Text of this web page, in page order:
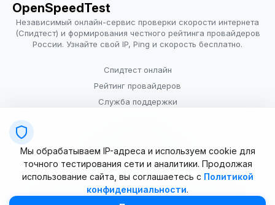
OpenSpeedTest
Независимый онлайн-сервис проверки скорости интернета
(Спидтест) и формирования честного рейтинга провайдеров
России. Узнайте свой IP, Ping и скорость бесплатно.
Спидтест онлайн
Рейтинг провайдеров
Служба поддержки
Условия использования
© 2025–2026 OpenSpeedTest (ИП Долматова В.В.). Все права
Мы обрабатываем IP-адреса и используем cookie для
точного тестирования сети и аналитики. Продолжая
использование сайта, вы соглашаетесь с Политикой
конфиденциальности.